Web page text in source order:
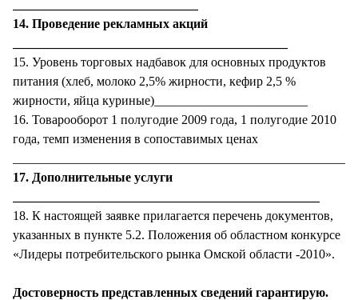
14. Проведение рекламных акций
15. Уровень торговых надбавок для основных продуктов
питания (хлеб, молоко 2,5% жирности, кефир 2,5 %
жирности, яйца куриные)________________________
16. Товарооборот 1 полугодие 2009 года, 1 полугодие 2010
года, темп изменения в сопоставимых ценах
17. Дополнительные услуги
18. К настоящей заявке прилагается перечень документов,
указанных в пункте 5.2. Положения об областном конкурсе
«Лидеры потребительского рынка Омской области -2010».
Достоверность представленных сведений гарантирую.